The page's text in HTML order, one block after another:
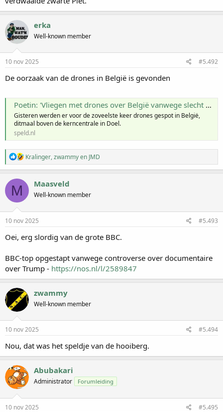
erka
Well-known member
10 nov 2025 #5.492
De oorzaak van de drones in België is gevonden
Poetin: 'Vliegen met drones over België vanwege slecht wegdek'
Gisteren werden er voor de zoveelste keer drones gespot in België,
ditmaal boven de kerncentrale in Doel.
speld.nl
W
a
a
r
d
e
i
n
e
Kralinger,zwammyen JMD
M Maasveld
Well-known member
10 nov 2025 #5.493
Oei, erg slordig van de grote BBC.
BBC-top opgestapt vanwege controverse over documentaire
over Trump - https://nos.nl/l/2589847
zwammy
Well-known member
10 nov 2025 #5.494
Nou, dat was het speldje van de hooiberg.
Abubakari
Administrator Forumleiding
10 nov 2025 #5.495